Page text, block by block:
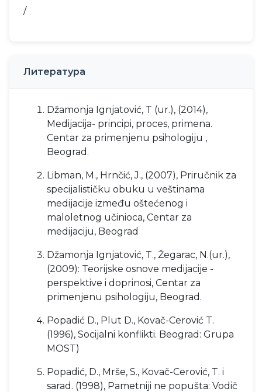
/
Литература
Džamonja Ignjatović, T (ur.), (2014),
Medijacija- principi, proces, primena.
Centar za primenjenu psihologiju ,
Beograd.
Libman, M., Hrnčić, J., (2007), Priručnik za
specijalističku obuku u veštinama
medijacije između oštećenog i
maloletnog učinioca, Centar za
medijaciju, Beograd
Džamonja Ignjatović, T., Žegarac, N.(ur.),
(2009): Teorijske osnove medijacije -
perspektive i doprinosi, Centar za
primenjenu psihologiju, Beograd.
Popadić D., Plut D., Kovač-Cerović T.
(1996), Socijalni konflikti. Beograd: Grupa
MOST)
Popadić, D., Mrše, S., Kovač-Cerović, T. i
sarad. (1998), Pametniji ne popušta: Vodič